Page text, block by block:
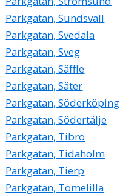
Parkgatan, Sundsvall
Parkgatan, Svedala
Parkgatan, Sveg
Parkgatan, Säffle
Parkgatan, Säter
Parkgatan, Söderköping
Parkgatan, Södertälje
Parkgatan, Tibro
Parkgatan, Tidaholm
Parkgatan, Tierp
Parkgatan, Tomelilla